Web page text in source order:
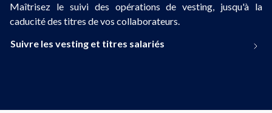
Maîtrisez le suivi des opérations de vesting, jusqu'à la
caducité des titres de vos collaborateurs.
Suivre les vesting et titres salariés